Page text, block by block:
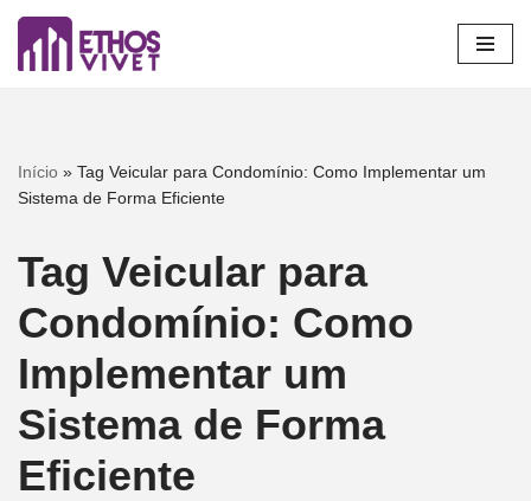
Início » Tag Veicular para Condomínio: Como Implementar um
Sistema de Forma Eficiente
Tag Veicular para
Condomínio: Como
Implementar um
Sistema de Forma
Eficiente